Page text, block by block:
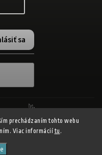
prechádzaním tohto webu
Viac informácií tu .
sa
športový obchod